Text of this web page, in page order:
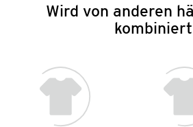
Wird von anderen
kombiniert